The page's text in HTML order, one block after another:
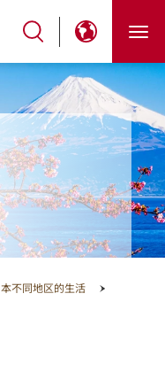
不同地区的生活